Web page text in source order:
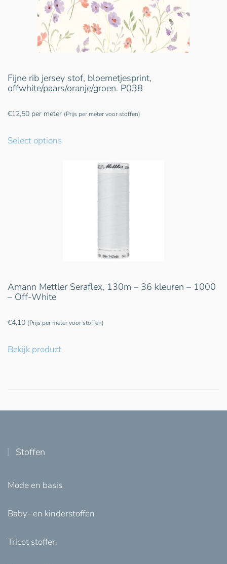
Fijne rib jersey stof, bloemetjesprint,
offwhite/paars/oranje/groen. P038
€12,50 per meter (Prijs per meter voor stoffen)
Select options
Amann Mettler Seraflex, 130m – 36 kleuren – 1000
– Off-White
€4,10 (Prijs per meter voor stoffen)
Bekijk product
Stoffen
Mode en basis
Baby- en kinderstoffen
Tricot stoffen